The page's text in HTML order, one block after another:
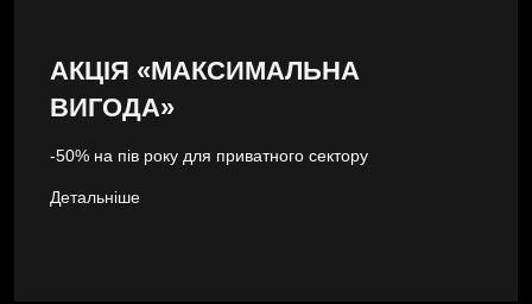
АКЦІЯ «МАКСИМАЛЬНА
ВИГОДА»
-50% на пів року для приватного сектору
Детальніше